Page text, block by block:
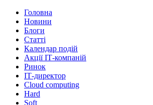
Головна
Новини
Блоги
Статті
Календар подій
Акції ІТ-компаній
Ринок
ІТ-директор
Cloud computing
Hard
Soft